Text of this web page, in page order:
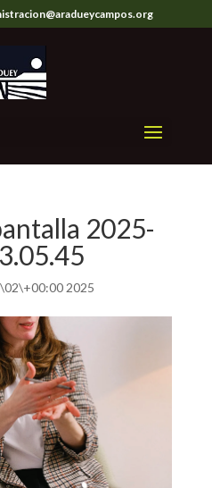
2025-
2025